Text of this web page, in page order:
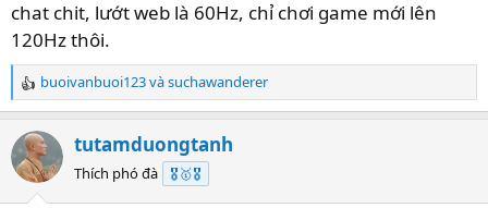
chat chit, lướt web là 60Hz, chỉ chơi game mới lên
120Hz thôi.
R
e
a
c
t
buoivanbuoi123vàsuchawanderer
tutamduongtanh
Thích phó đà 🎖️🥇🎖️